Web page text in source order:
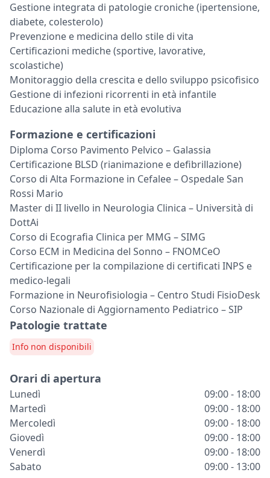
Gestione integrata di patologie croniche (ipertensione,
diabete, colesterolo)
Prevenzione e medicina dello stile di vita
Certificazioni mediche (sportive, lavorative,
scolastiche)
Monitoraggio della crescita e dello sviluppo psicofisico
Gestione di infezioni ricorrenti in età infantile
Educazione alla salute in età evolutiva
Formazione e certificazioni
Diploma Corso Pavimento Pelvico – Galassia
Certificazione BLSD (rianimazione e defibrillazione)
Corso di Alta Formazione in Cefalee – Ospedale San
Rossi Mario
Master di II livello in Neurologia Clinica – Università di
DottAi
Corso di Ecografia Clinica per MMG – SIMG
Corso ECM in Medicina del Sonno – FNOMCeO
Certificazione per la compilazione di certificati INPS e
medico-legali
Formazione in Neurofisiologia – Centro Studi FisioDesk
Corso Nazionale di Aggiornamento Pediatrico – SIP
Patologie trattate
Info non disponibili
Orari di apertura
Lunedì
09:00 - 18:00
Martedì
09:00 - 18:00
Mercoledì
09:00 - 18:00
Giovedì
09:00 - 18:00
Venerdì
09:00 - 18:00
Sabato
09:00 - 13:00